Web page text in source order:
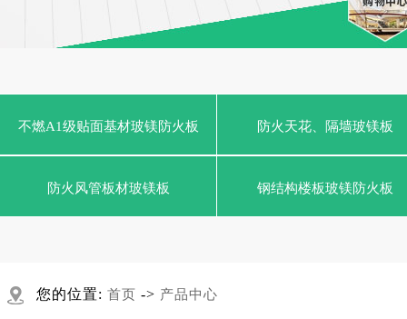
不燃A1级贴面基材玻镁防火板 防火天花、隔墙玻镁板
防火风管板材玻镁板 钢结构楼板玻镁防火板
您的位置: 首页 -> 产品中心